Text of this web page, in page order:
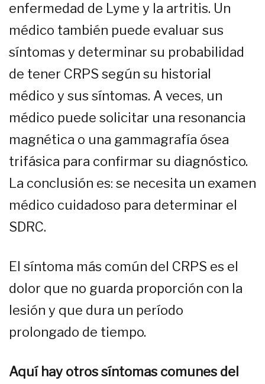
enfermedad de Lyme y la artritis. Un
médico también puede evaluar sus
síntomas y determinar su probabilidad
de tener CRPS según su historial
médico y sus síntomas. A veces, un
médico puede solicitar una resonancia
magnética o una gammagrafía ósea
trifásica para confirmar su diagnóstico.
La conclusión es: se necesita un examen
médico cuidadoso para determinar el
SDRC.
El síntoma más común del CRPS es el
dolor que no guarda proporción con la
lesión y que dura un período
prolongado de tiempo.
Aquí hay otros síntomas comunes del